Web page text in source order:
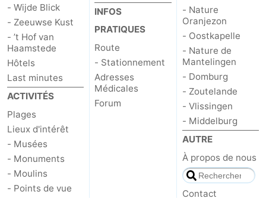
phoques
et
manger
Événements
Pratiques
Forum
Route
-
Stationnement
Adresses
Médicales
Région
Hollande-
- Wijde Blick
- Zeeuwse Kust
- ’t Hof van
Haamstede
Hôtels
Last minutes
ACTIVITÉS
Plages
Lieux d'intérêt
- Musées
- Monuments
- Moulins
- Points de vue
INFOS
PRATIQUES
Route
- Stationnement
Adresses
Médicales
Forum
- Nature
Oranjezon
- Oostkapelle
- Nature de
Mantelingen
- Domburg
- Zoutelande
- Vlissingen
- Middelburg
AUTRE
À propos de nous
Contact